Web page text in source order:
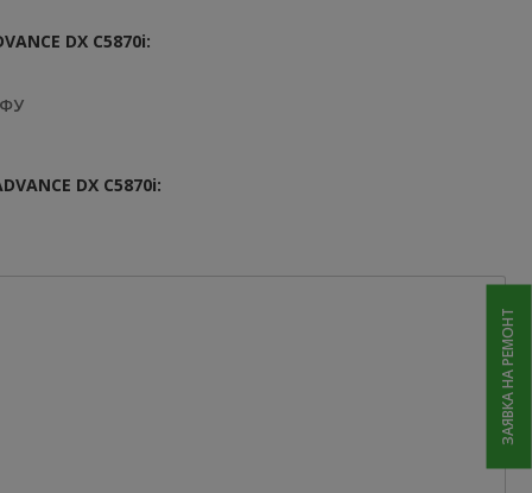
DX C5870i:
DX C5870i:
ЗАЯВКА НА РЕМОНТ